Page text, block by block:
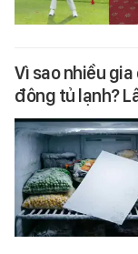
Vì sao nhiều
đông tủ lạnh?